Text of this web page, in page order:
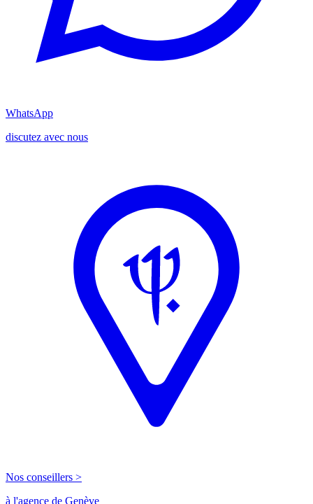
WhatsApp
discutez avec nous
Nos conseillers >
à l'agence de Genève